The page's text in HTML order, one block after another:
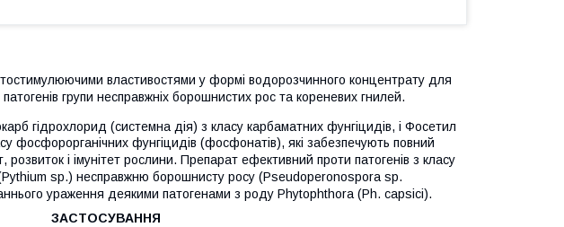
властивостями у формі водорозчинного концентрату для
групи несправжніх борошнистих рос та кореневих гнилей.
гідрохлорид (системна дія) з класу карбаматних фунгіцидів, і Фосетил
фосфорорганічних фунгіцидів (фосфонатів), які забезпечують повний
і імунітет рослини. Препарат ефективний проти патогенів з класу
(Pythium sp.) несправжню борошнисту росу (Pseudoperonospora sp.
ураження деякими патогенами з роду Phytophthora (Ph. capsici).
ЗАСТОСУВАННЯ